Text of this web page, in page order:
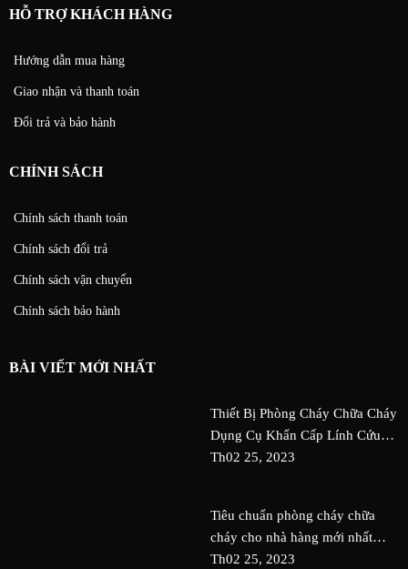
HỖ TRỢ KHÁCH HÀNG
Hướng dẫn mua hàng
Giao nhận và thanh toán
Đổi trả và bảo hành
CHÍNH SÁCH
Chính sách thanh toán
Chính sách đổi trả
Chính sách vận chuyển
Chính sách bảo hành
BÀI VIẾT MỚI NHẤT
Thiết Bị Phòng Cháy Chữa Cháy
Dụng Cụ Khẩn Cấp Lính Cứu
Hỏa An Toàn Nguy Cơ Tai Nạn
Th02 25, 2023
Tiêu chuẩn phòng cháy chữa
cháy cho nhà hàng mới nhất
QDC Design & Build
Th02 25, 2023